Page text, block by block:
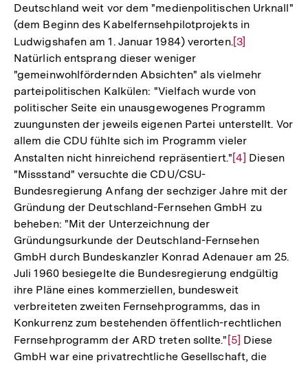
Deutschland weit vor dem "medienpolitischen Urknall"
(dem Beginn des Kabelfernsehpilotprojekts in
Ludwigshafen am 1. Januar 1984) verorten.Zur
der
Fußnote
[3]
Natürlich entsprang dieser weniger
"gemeinwohlfördernden Absichten" als vielmehr
parteipolitischen Kalkülen: "Vielfach wurde von
politischer Seite ein unausgewogenes Programm
zuungunsten der jeweils eigenen Partei unterstellt. Vor
allem die CDU fühlte sich im Programm vieler
Anstalten nicht hinreichend repräsentiert."Zur
der
Fußnote
[4] Diesen
"Missstand" versuchte die CDU/CSU-
Bundesregierung Anfang der sechziger Jahre mit der
Gründung der Deutschland-Fernsehen GmbH zu
beheben: "Mit der Unterzeichnung der
Gründungsurkunde der Deutschland-Fernsehen
GmbH durch Bundeskanzler Konrad Adenauer am 25.
Juli 1960 besiegelte die Bundesregierung endgültig
ihre Pläne eines kommerziellen, bundesweit
verbreiteten zweiten Fernsehprogramms, das in
Konkurrenz zum bestehenden öffentlich-rechtlichen
Fernsehprogramm der ARD treten sollte." Zur
Auflösung
[5] Diese
GmbH war eine privatrechtliche Gesellschaft, die